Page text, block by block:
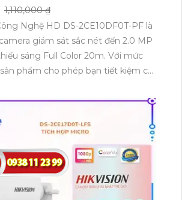
1,110,000 ₫
Nghệ HD DS-2CE10DF0T-PF là
giám sát sắc nét đến 2.0 MP
sáng Full Color 20m. Với mức
phẩm cho phép bạn tiết kiệm chi
TVI BCS. Camera này phù hợp
dụng và cũng có thể lắp đặt để
Với thiết kế thân Plastic, camera
thu hình ổn định và có khả năng ghi